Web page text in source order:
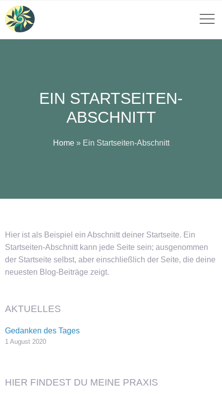
EIN STARTSEITEN-
ABSCHNITT
Home» Ein Startseiten-Abschnitt
Hier ist als Beispiel ein Abschnitt deiner Startseite. Ein
Startseiten-Abschnitt kann jede Seite sein; ausgenommen
der Startseite selbst, aber einschließlich der Seite, die deine
neuesten Blog-Beiträge zeigt.
AKTUELLES
Gedanken des Tages
1 August 2020
HIER FINDEST DU MEINE PRAXIS